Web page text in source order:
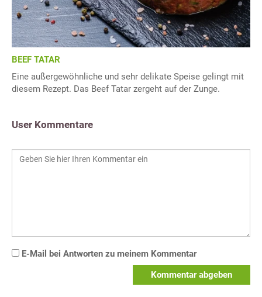
BEEF TATAR
Eine außergewöhnliche und sehr delikate Speise gelingt mit
diesem Rezept. Das Beef Tatar zergeht auf der Zunge.
User Kommentare
E-Mail bei Antworten zu meinem Kommentar
Kommentar abgeben